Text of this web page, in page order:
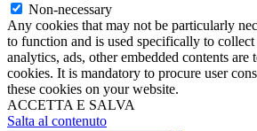
Non-necessary
Any cookies that may not be particularly
to function and is used specifically to collect
analytics, ads, other embedded contents are
cookies. It is mandatory to procure user
these cookies on your website.
ACCETTA E SALVA
Salta al contenuto